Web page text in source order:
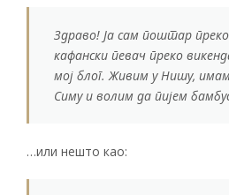
Здраво! Ја сам поштар
кафански певач преко
мој блог. Живим у Нишу, имам
Симу и волим да пијем
…или нешто као: